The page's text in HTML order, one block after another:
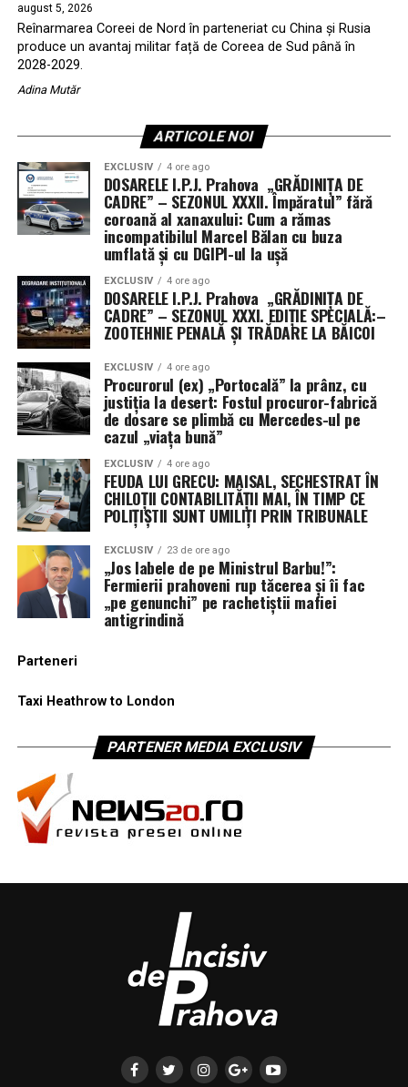
august 5, 2026
Reînarmarea Coreei de Nord în parteneriat cu China și Rusia
produce un avantaj militar față de Coreea de Sud până în
2028-2029.
Adina Mutăr
ARTICOLE NOI
EXCLUSIV 4 ore ago
DOSARELE I.P.J. Prahova „GRĂDINIȚA DE
CADRE” – SEZONUL XXXII. Împăratul” fără
coroană al xanaxului: Cum a rămas
incompatibilul Marcel Bălan cu buza
umflată și cu DGIPI-ul la ușă
EXCLUSIV 4 ore ago
DOSARELE I.P.J. Prahova „GRĂDINIȚA DE
CADRE” – SEZONUL XXXI. EDIȚIE SPECIALĂ:–
ZOOTEHNIE PENALĂ ȘI TRĂDARE LA BĂICOI
EXCLUSIV 4 ore ago
Procurorul (ex) „Portocală” la prânz, cu
justiția la desert: Fostul procuror-fabrică
de dosare se plimbă cu Mercedes-ul pe
cazul „viața bună”
EXCLUSIV 4 ore ago
FEUDA LUI GRECU: MAISAL, SECHESTRAT ÎN
CHILOȚII CONTABILITĂȚII MAI, ÎN TIMP CE
POLIȚIȘTII SUNT UMILIȚI PRIN TRIBUNALE
EXCLUSIV 23 de ore ago
„Jos labele de pe Ministrul Barbu!”:
Fermierii prahoveni rup tăcerea și îi fac
„pe genunchi” pe rachetiștii mafiei
antigrindină
Parteneri
Taxi Heathrow to London
PARTENER MEDIA EXCLUSIV